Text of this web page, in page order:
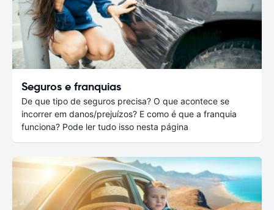
Seguros e franquias
De que tipo de seguros precisa? O que acontece se
incorrer em danos/prejuízos? E como é que a franquia
funciona? Pode ler tudo isso nesta página